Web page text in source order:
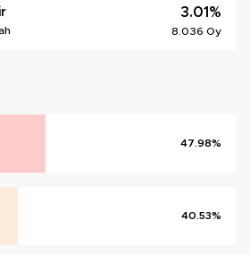
3.01%
8.036 Oy
47.98%
40.53%